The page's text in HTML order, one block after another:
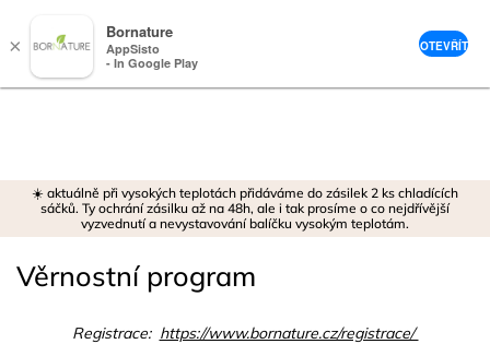
☀️ aktuálně při vysokých teplotách přidáváme do zásilek 2 ks chladících
sáčků. Ty ochrání zásilku až na 48h, ale i tak prosíme o co nejdřívější
vyzvednutí a nevystavování balíčku vysokým teplotám.
Věrnostní program
Registrace: https://www.bornature.cz/registrace/
×
Bornature
AppSisto
- In Google Play
OTEVŘÍT